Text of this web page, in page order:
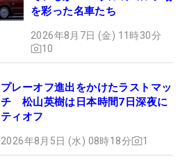
を彩った名車たち
2026年8月7日 (金) 11時30分
10
プレーオフ進出をかけたラストマッ
チ 松山英樹は日本時間7日深夜に
ティオフ
2026年8月5日 (水) 08時18分 1